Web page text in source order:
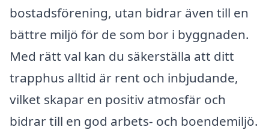
bostadsförening, utan bidrar även till en
bättre miljö för de som bor i byggnaden.
Med rätt val kan du säkerställa att ditt
trapphus alltid är rent och inbjudande,
vilket skapar en positiv atmosfär och
bidrar till en god arbets- och boendemiljö.